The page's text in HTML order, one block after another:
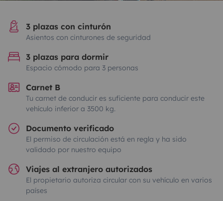
3 plazas con cinturón
Asientos con cinturones de seguridad
3 plazas para dormir
Espacio cómodo para 3 personas
Carnet B
Tu carnet de conducir es suficiente para conducir este
vehículo inferior a 3500 kg.
Documento verificado
El permiso de circulación está en regla y ha sido
validado por nuestro equipo
Viajes al extranjero autorizados
El propietario autoriza circular con su vehículo en varios
países